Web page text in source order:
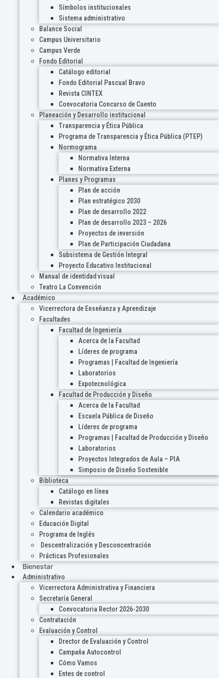
Símbolos institucionales
Sistema administrativo
Balance Social
Campus Universitario
Campus Verde
Fondo Editorial
Catálogo editorial
Fondo Editorial Pascual Bravo
Revista CINTEX
Convocatoria Concurso de Cuento
Planeación y Desarrollo institucional
Transparencia y Ética Pública
Programa de Transparencia y Ética Pública (PTEP)
Normograma
Normativa Interna
Normativa Externa
Planes y Programas
Plan de acción
Plan estratégico 2030
Plan de desarrollo 2022
Plan de desarrollo 2023 – 2026
Proyectos de inversión
Plan de Participación Ciudadana
Subsistema de Gestión Integral
Proyecto Educativo Institucional
Manual de identidad visual
Teatro La Convención
Académico
Vicerrectora de Enseñanza y Aprendizaje
Facultades
Facultad de Ingeniería
Acerca de la Facultad
Líderes de programa
Programas | Facultad de Ingeniería
Laboratorios
Expotecnológica
Facultad de Producción y Diseño
Acerca de la Facultad
Escuela Pública de Diseño
Líderes de programa
Programas | Facultad de Producción y Diseño
Laboratorios
Proyectos Integrados de Aula – PIA
Simposio de Diseño Sostenible
Biblioteca
Catálogo en línea
Revistas digitales
Calendario académico
Educación Digital
Programa de Inglés
Descentralización y Desconcentración
Prácticas Profesionales
Bienestar
Administrativo
Vicerrectora Administrativa y Financiera
Secretaría General
Convocatoria Rector 2026-2030
Contratación
Evaluación y Control
Drector de Evaluación y Control
Campaña Autocontrol
Cómo Vamos
Entes de control